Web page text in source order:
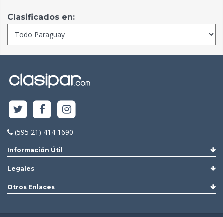
Clasificados en:
(595 21) 414 1690
Información Útil
Legales
Otros Enlaces